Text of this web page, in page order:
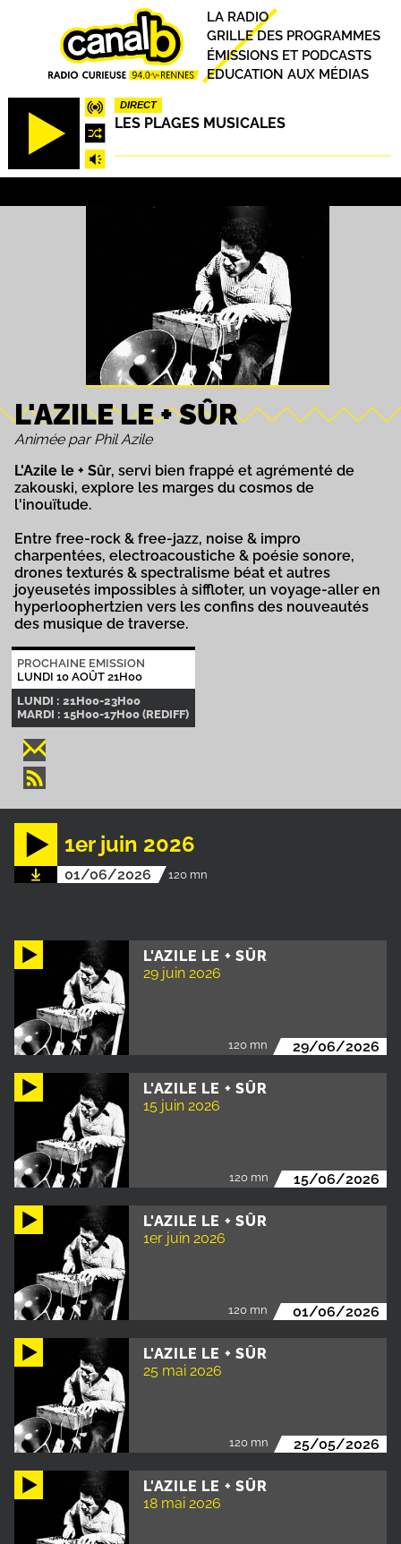
DIRECT
LES PLAGES MUSICALES
Principal
LA RADIO
GRILLE DES PROGRAMMES
ÉMISSIONS ET PODCASTS
EDUCATION AUX MÉDIAS
L'AZILE LE + SÛR
Animée par Phil Azile
L'Azile le + Sûr, servi bien frappé et agrémenté de
zakouski, explore les marges du cosmos de
l'inouïtude.
Entre free-rock & free-jazz, noise & impro
charpentées, electroacoustiche & poésie sonore,
drones texturés & spectralisme béat et autres
joyeusetés impossibles à siffloter, un voyage-aller en
hyperloophertzien vers les confins des nouveautés
des musique de traverse.
PROCHAINE EMISSION
LUNDI 10 AOÛT 21H00
LUNDI : 21H00-23H00
MARDI : 15H00-17H00 (REDIFF)
L'AZILE LE + SÛR
29 juin 2026
120 mn 29/06/2026
L'AZILE LE + SÛR
15 juin 2026
120 mn 15/06/2026
L'AZILE LE + SÛR
1er juin 2026
120 mn 01/06/2026
L'AZILE LE + SÛR
25 mai 2026
120 mn 25/05/2026
L'AZILE LE + SÛR
18 mai 2026
1er juin 2026
01/06/2026 120 mn